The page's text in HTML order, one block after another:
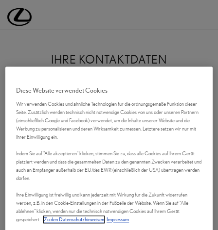
IHRE KONTAKTDATEN
VORNAME
NACHNAME
Firma (optional)
Diese Website verwendet Cookies
Wir verwenden Cookies und ähnliche Technologien für die ordnungsgemäße Funktion dieser
Seite. Zusätzlich werden technisch nicht notwendige Cookies von uns oder unseren Partnern
(einschließlich Google und Facebook) verwendet, um die Inhalte unserer Website und die
Werbung zu personalisieren und deren Wirksamkeit zu messen. Letztere setzen wir nur mit
Ihrer Einwilligung ein.
Indem Sie auf "Alle akzeptieren" klicken, stimmen Sie zu, dass alle Cookies auf Ihrem Gerät
platziert werden und dass die gesammelten Daten zu den genannten Zwecken verarbeitet und
auch an Empfänger außerhalb der EU/des EWR (einschließlich der USA) übertragen werden
dürfen.
Ihre Einwilligung ist freiwillig und kann jederzeit mit Wirkung für die Zukunft widerrufen
werden, z.B. in den Cookie-Einstellungen in der Fußzeile der Website. Wenn Sie auf "Alle
ablehnen" klicken, werden nur die technisch notwendigen Cookies auf Ihrem Gerät
gespeichert. Zu den Datenschutzhinweisen Impressum
Lexus Deutschland | Lexus Automobile | Lexus